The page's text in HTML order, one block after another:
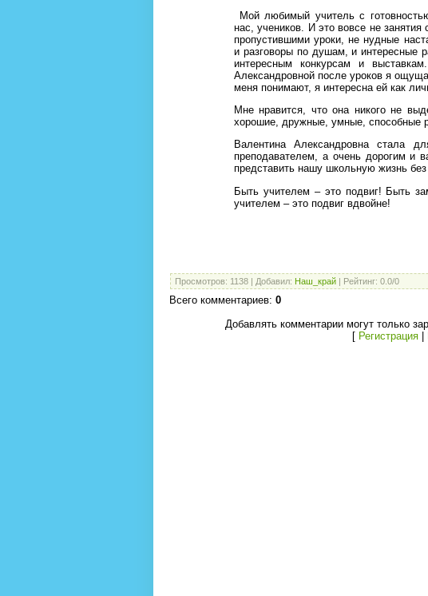
Мой любимый учитель с
нас, учеников. И это вовсе не
пропустившими уроки, не нудные
и разговоры по душам, и интересные
интересным конкурсам и
Александровной после уроков я
меня понимают, я интересна ей как
Мне нравится, что она никого не
хорошие, дружные, умные, способные
Валентина Александровна стала
преподавателем, а очень дорогим и
представить нашу школьную жизнь
Быть учителем – это подвиг! Быть
учителем – это подвиг вдвойне!
Просмотров: 1138 Добавил: Наш_край Рейтинг: 0.0/0
Всего комментариев: 0
Добавлять комментарии могут только
[ Регистрация